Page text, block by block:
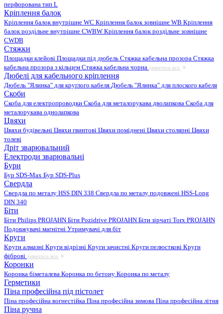
перфорована тип L
Кріплення балок
Кріплення балок внутрішне WC Кріплення балок зовнішне WB Кріплення
балок роздільне внутрішне CWBW Кріплення балок роздільне зовнішне
CWDB
Стяжки
Площадки клейові Площадки під дюбель Стяжка кабельна прозора Стяжка
кабельна прозора з кільцем Стяжка кабельна чорна дивитись все
Дюбелі для кабельного кріплення
Дюбель "Ялинка" для круглого кабеля Дюбель "Ялинка" для плоского кабеля
Скоби
Скоба для електропроводки Скоба для металорукава дволапкова Скоба для
металорукава однолапкова
Цвяхи
Цвяхи будівельні Цвяхи гвинтові Цвяхи поміднені Цвяхи столярні Цвяхи
толеві
Дріт зварювальний
Електроди зварювальні
Бури
Бур SDS-Max Бур SDS-Plus
Свердла
Свердла по металу HSS DIN 338 Свердла по металу подовжені HSS-Long
DIN 340
Біти
Біти Philips PROJAHN Біти Pozidrive PROJAHN Біти зірчаті Torx PROJAHN
Подовжувачі магнітні Утримувачі для біт
Круги
Круги алмазні Круги відрізні Круги зачистні Круги пелюсткові Круги
фіброві дивитись все
Коронки
Коронка біметалева Коронка по бетону Коронка по металу
Герметики
Піна професійна під пістолет
Піна професійна вогнестійка Піна професійна зимова Піна професійна літня
Піна ручна